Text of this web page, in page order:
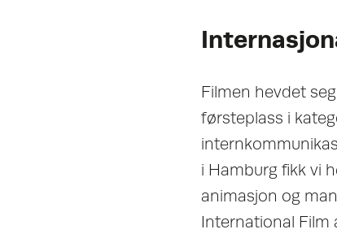
Filmen hevdet
førsteplass i
i Hamburg fikk vi
animasjon og
International Film